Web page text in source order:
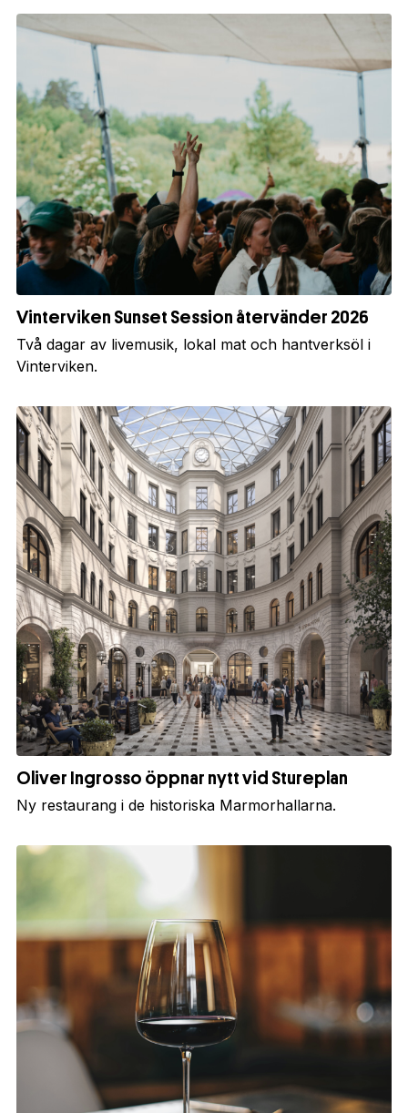
Vinterviken Sunset Session återvänder 2026
Två dagar av livemusik, lokal mat och hantverksöl i
Vinterviken.
Oliver Ingrosso öppnar nytt vid Stureplan
Ny restaurang i de historiska Marmorhallarna.